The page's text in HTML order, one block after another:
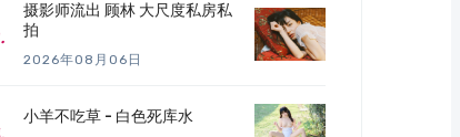
摄影师流出 顾林 大尺度私房私
拍
2026年08月06日
小羊不吃草 - 白色死库水